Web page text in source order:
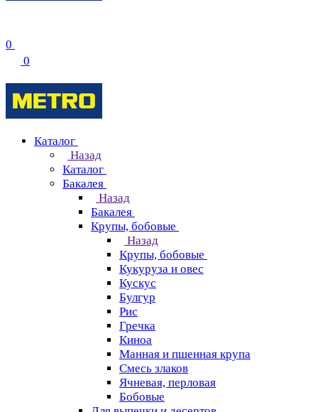
0
0
Каталог
Назад
Каталог
Бакалея
Назад
Бакалея
Крупы, бобовые
Назад
Крупы, бобовые
Кукуруза и овес
Кускус
Булгур
Рис
Гречка
Киноа
Манная и пшенная крупа
Смесь злаков
Ячневая, перловая
Бобовые